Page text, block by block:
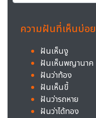
ความฝันที่เห็นบ่อย
ฝันเห็นงู
ฝันเห็นพญานาค
ฝันว่าท้อง
ฝันเห็นขี้
ฝันว่ารถหาย
ฝันว่าได้ทอง